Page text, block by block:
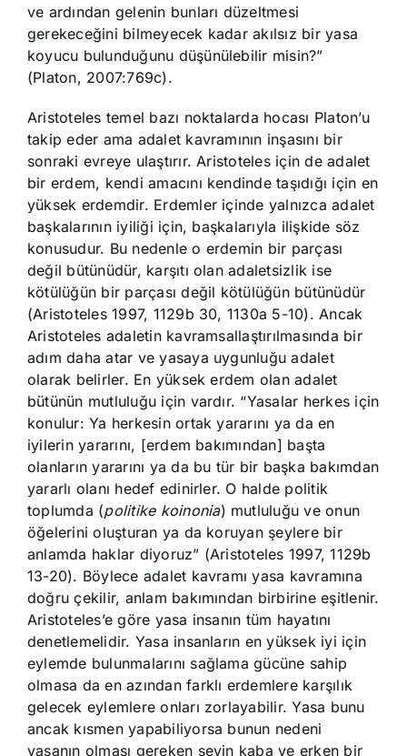
ve ardından gelenin bunları düzeltmesi
gerekeceğini bilmeyecek kadar akılsız bir yasa
koyucu bulunduğunu düşünülebilir misin?”
(Platon, 2007:769c).
Aristoteles temel bazı noktalarda hocası Platon’u
takip eder ama adalet kavramının inşasını bir
sonraki evreye ulaştırır. Aristoteles için de adalet
bir erdem, kendi amacını kendinde taşıdığı için en
yüksek erdemdir. Erdemler içinde yalnızca adalet
başkalarının iyiliği için, başkalarıyla ilişkide söz
konusudur. Bu nedenle o erdemin bir parçası
değil bütünüdür, karşıtı olan adaletsizlik ise
kötülüğün bir parçası değil kötülüğün bütünüdür
(Aristoteles 1997, 1129b 30, 1130a 5-10). Ancak
Aristoteles adaletin kavramsallaştırılmasında bir
adım daha atar ve yasaya uygunluğu adalet
olarak belirler. En yüksek erdem olan adalet
bütünün mutluluğu için vardır. “Yasalar herkes için
konulur: Ya herkesin ortak yararını ya da en
iyilerin yararını, [erdem bakımından] başta
olanların yararını ya da bu tür bir başka bakımdan
yararlı olanı hedef edinirler. O halde politik
toplumda (politike koinonia) mutluluğu ve onun
öğelerini oluşturan ya da koruyan şeylere bir
anlamda haklar diyoruz” (Aristoteles 1997, 1129b
13-20). Böylece adalet kavramı yasa kavramına
doğru çekilir, anlam bakımından birbirine eşitlenir.
Aristoteles’e göre yasa insanın tüm hayatını
denetlemelidir. Yasa insanların en yüksek iyi için
eylemde bulunmalarını sağlama gücüne sahip
olmasa da en azından farklı erdemlere karşılık
gelecek eylemlere onları zorlayabilir. Yasa bunu
ancak kısmen yapabiliyorsa bunun nedeni
yasanın olması gereken şeyin kaba ve erken bir